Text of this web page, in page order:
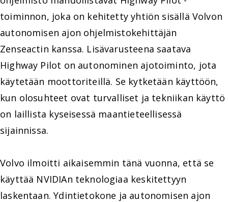
toiminnon, joka on kehitetty yhtiön sisällä Volvon
autonomisen ajon ohjelmistokehittäjän
Zenseactin kanssa. Lisävarusteena saatava
Highway Pilot on autonominen ajotoiminto, jota
käytetään moottoriteillä. Se kytketään käyttöön,
kun olosuhteet ovat turvalliset ja tekniikan käyttö
on laillista kyseisessä maantieteellisessä
sijainnissa.
Volvo ilmoitti aikaisemmin tänä vuonna, että se
käyttää NVIDIAn teknologiaa keskitettyyn
laskentaan. Ydintietokone ja autonomisen ajon